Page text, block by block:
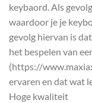
keybaord. Als
waardoor je je
gevolg hiervan is
het bespelen van
(https://
ervaren en dat wat
Hoge kwaliteit